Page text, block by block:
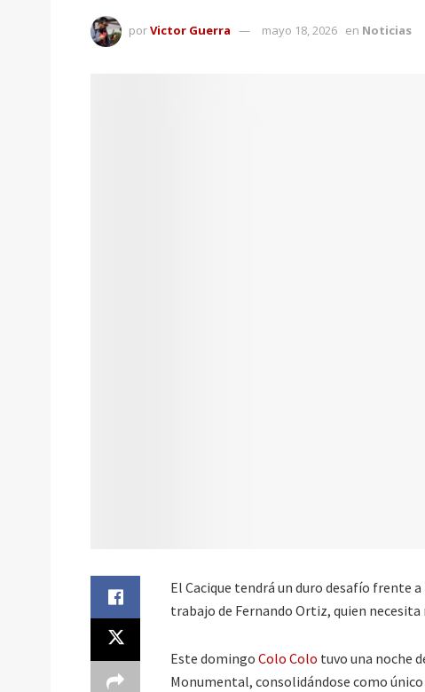
porVictor Guerra mayo 18, 2026 en Noticias
El Cacique tendrá un duro desafío frente
trabajo de Fernando Ortiz, quien
Este domingo Colo Colo tuvo una noche
Monumental, consolidándose como